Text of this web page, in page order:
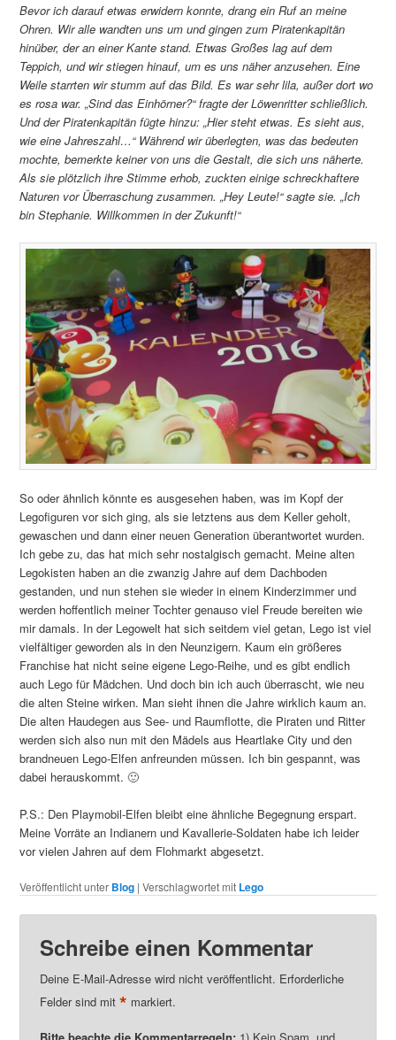
Bevor ich darauf etwas erwidern konnte, drang ein Ruf an meine
Ohren. Wir alle wandten uns um und gingen zum Piratenkapitän
hinüber, der an einer Kante stand. Etwas Großes lag auf dem
Teppich, und wir stiegen hinauf, um es uns näher anzusehen. Eine
Weile starrten wir stumm auf das Bild. Es war sehr lila, außer dort wo
es rosa war. „Sind das Einhörner?“ fragte der Löwenritter schließlich.
Und der Piratenkapitän fügte hinzu: „Hier steht etwas. Es sieht aus,
wie eine Jahreszahl…“ Während wir überlegten, was das bedeuten
mochte, bemerkte keiner von uns die Gestalt, die sich uns näherte.
Als sie plötzlich ihre Stimme erhob, zuckten einige schreckhaftere
Naturen vor Überraschung zusammen. „Hey Leute!“ sagte sie. „Ich
bin Stephanie. Willkommen in der Zukunft!“
So oder ähnlich könnte es ausgesehen haben, was im Kopf der
Legofiguren vor sich ging, als sie letztens aus dem Keller geholt,
gewaschen und dann einer neuen Generation überantwortet wurden.
Ich gebe zu, das hat mich sehr nostalgisch gemacht. Meine alten
Legokisten haben an die zwanzig Jahre auf dem Dachboden
gestanden, und nun stehen sie wieder in einem Kinderzimmer und
werden hoffentlich meiner Tochter genauso viel Freude bereiten wie
mir damals. In der Legowelt hat sich seitdem viel getan, Lego ist viel
vielfältiger geworden als in den Neunzigern. Kaum ein größeres
Franchise hat nicht seine eigene Lego-Reihe, und es gibt endlich
auch Lego für Mädchen. Und doch bin ich auch überrascht, wie neu
die alten Steine wirken. Man sieht ihnen die Jahre wirklich kaum an.
Die alten Haudegen aus See- und Raumflotte, die Piraten und Ritter
werden sich also nun mit den Mädels aus Heartlake City und den
brandneuen Lego-Elfen anfreunden müssen. Ich bin gespannt, was
dabei herauskommt. 🙂
P.S.: Den Playmobil-Elfen bleibt eine ähnliche Begegnung erspart.
Meine Vorräte an Indianern und Kavallerie-Soldaten habe ich leider
vor vielen Jahren auf dem Flohmarkt abgesetzt.
Veröffentlicht unter Blog |Verschlagwortet mit Lego
Schreibe einen Kommentar
Deine E-Mail-Adresse wird nicht veröffentlicht. Erforderliche
Felder sind mit * markiert.